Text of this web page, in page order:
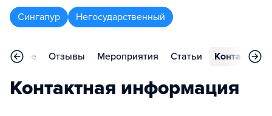
Сингапур Негосударственный
Отзывы Мероприятия Статьи Контакты
Контактная информация